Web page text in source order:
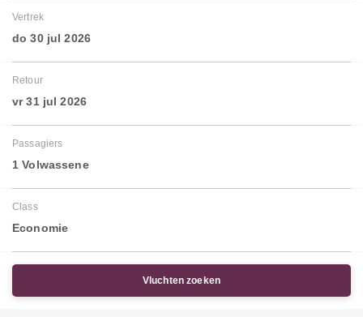
Vertrek
do 30 jul 2026
Retour
vr 31 jul 2026
Passagiers
1 Volwassene
Class
Economie
Vluchten zoeken